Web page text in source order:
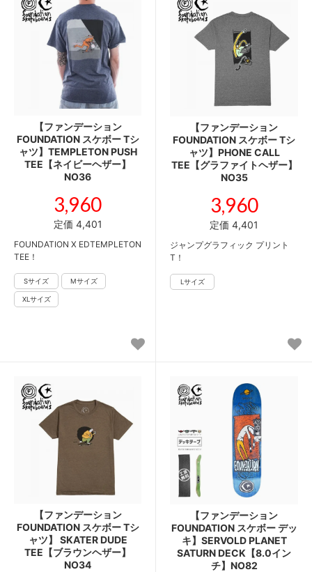
【ファンデーション
FOUNDATION スケボー Tシ
ャツ】TEMPLETON PUSH
TEE【ネイビーヘザー】
NO36
3,960
定価 4,401
FOUNDATION X EDTEMPLETON
TEE！
【ファンデーション
FOUNDATION スケボー Tシ
ャツ】PHONE CALL
TEE【グラファイトヘザー】
NO35
3,960
定価 4,401
ジャンプグラフィック プリント
T！
【ファンデーション
FOUNDATION スケボー Tシ
ャツ】 SKATER DUDE
TEE【ブラウンヘザー】
NO34
【ファンデーション
FOUNDATION スケボー デッ
キ】SERVOLD PLANET
SATURN DECK【8.0イン
チ】NO82